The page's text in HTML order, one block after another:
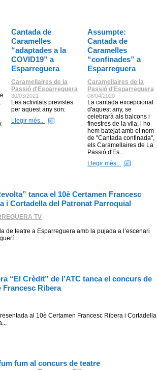
Cantada de
Caramelles
“adaptades a la
COVID19” a
Esparreguera
Caramellaires de la
Passió d'Esparreguera
30/03/2021
Les activitats previstes
per aquest any son:
Llegir més...
Assumpte:
Cantada de
Caramelles
“confinades” a
Esparreguera
Caramellaires de la
Passió d'Esparreguera
08/04/2020
La cantada excepcional
d'aquest any, se
celebrarà als balcons i
finestres de la vila, i ho
hem batejat amb el nom
de "Cantada confinada",
els Caramellaires de La
Passió d'Es...
Llegir més...
tanca el 10è Certamen Francesc
i Cortadella del Patronat Parroquial
TV
a Esparreguera amb la pujada a l’escenari
“El Crèdit” de l’ATC tanca el concurs de
Francesc Ribera
al 10è Certamen Francesc Ribera i Cortadella
fum al concurs de teatre